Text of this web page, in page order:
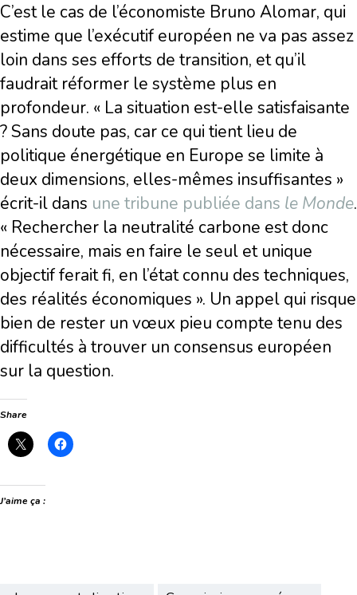
C’est le cas de l’économiste Bruno Alomar, qui
estime que l’exécutif européen ne va pas assez
loin dans ses efforts de transition, et qu’il
faudrait réformer le système plus en
profondeur. « La situation est-elle satisfaisante
? Sans doute pas, car ce qui tient lieu de
politique énergétique en Europe se limite à
deux dimensions, elles-mêmes insuffisantes »
écrit-il dans une tribune publiée dans le Monde.
« Rechercher la neutralité carbone est donc
nécessaire, mais en faire le seul et unique
objectif ferait fi, en l’état connu des techniques,
des réalités économiques ». Un appel qui risque
bien de rester un vœux pieu compte tenu des
difficultés à trouver un consensus européen
sur la question.
Share
J’aime ça :